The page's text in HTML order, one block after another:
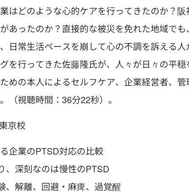
はどのような心的ケアを行ってきたのか？
あったのか？直接的な被災を免れた地域で
日常生活ペースを崩して心の不調を訴える
を行ってきた佐藤隆氏が、人々が日々の平
めの本人によるセルフケア、企業経営者、
（視聴時間：36分22秒）。
京校
企業のPTSD対応の比較
、深刻なのは慢性のPTSD
解離、回避・麻痺、過覚醒